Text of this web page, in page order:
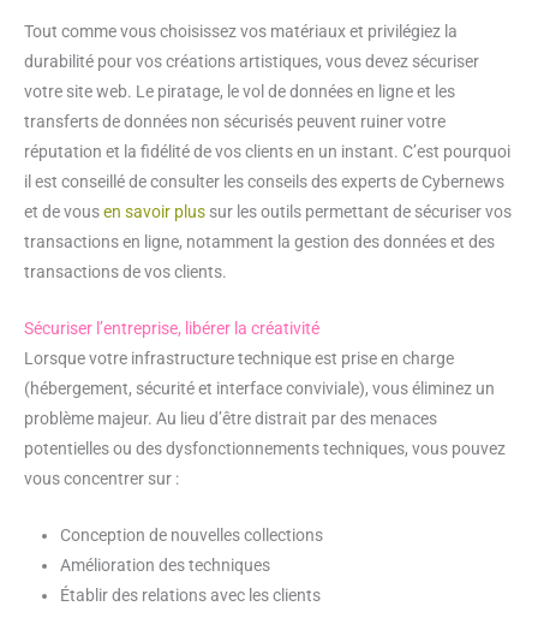
Tout comme vous choisissez vos matériaux et privilégiez la
durabilité pour vos créations artistiques, vous devez sécuriser
votre site web. Le piratage, le vol de données en ligne et les
transferts de données non sécurisés peuvent ruiner votre
réputation et la fidélité de vos clients en un instant. C’est pourquoi
il est conseillé de consulter les conseils des experts de Cybernews
et de vousen savoir plus sur les outils permettant de sécuriser vos
transactions en ligne, notamment la gestion des données et des
transactions de vos clients.
Sécuriser l’entreprise, libérer la créativité
Lorsque votre infrastructure technique est prise en charge
(hébergement, sécurité et interface conviviale), vous éliminez un
problème majeur. Au lieu d’être distrait par des menaces
potentielles ou des dysfonctionnements techniques, vous pouvez
vous concentrer sur :
Conception de nouvelles collections
Amélioration des techniques
Établir des relations avec les clients